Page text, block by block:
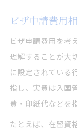
ビザ申請費用
ビザ申請費用を考
理解することが大
に設定されている
指し、実費は入国
費・印紙代などを
たとえば、在留資